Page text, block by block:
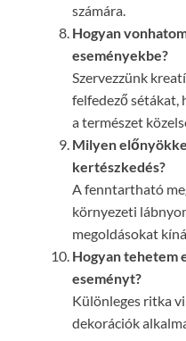
számára.
Hogyan
eseményekbe?
Szervezzünk
felfedező sétákat,
a természet
Milyen
kertészkedés?
A fenntartható
környezeti
megoldásokat
Hogyan tehetem
eseményt?
Különleges ritka
dekorációk